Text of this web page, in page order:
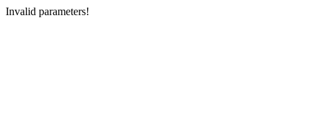
Invalid parameters!